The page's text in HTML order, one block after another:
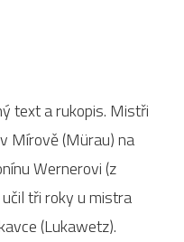
text a rukopis. Mistři
Mírově (Mürau) na
Wernerovi (z
tři roky u mistra
(Lukawetz).